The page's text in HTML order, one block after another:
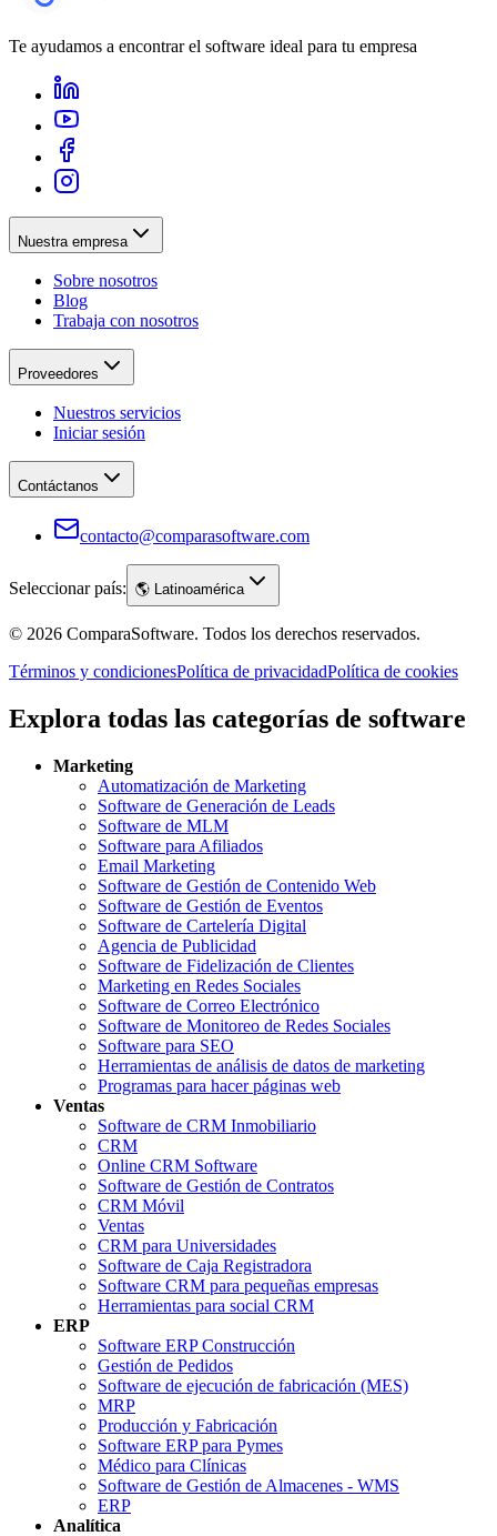
Te ayudamos a encontrar el software ideal para tu empresa
Nuestra empresa
Sobre nosotros
Blog
Trabaja con nosotros
Proveedores
Nuestros servicios
Iniciar sesión
Contáctanos
contacto@comparasoftware.com
Seleccionar país: 🌎 Latinoamérica
© 2026 ComparaSoftware. Todos los derechos reservados.
Términos y condicionesPolítica de privacidadPolítica de cookies
Explora todas las categorías de software
Marketing
Automatización de Marketing
Software de Generación de Leads
Software de MLM
Software para Afiliados
Email Marketing
Software de Gestión de Contenido Web
Software de Gestión de Eventos
Software de Cartelería Digital
Agencia de Publicidad
Software de Fidelización de Clientes
Marketing en Redes Sociales
Software de Correo Electrónico
Software de Monitoreo de Redes Sociales
Software para SEO
Herramientas de análisis de datos de marketing
Programas para hacer páginas web
Ventas
Software de CRM Inmobiliario
CRM
Online CRM Software
Software de Gestión de Contratos
CRM Móvil
Ventas
CRM para Universidades
Software de Caja Registradora
Software CRM para pequeñas empresas
Herramientas para social CRM
ERP
Software ERP Construcción
Gestión de Pedidos
Software de ejecución de fabricación (MES)
MRP
Producción y Fabricación
Software ERP para Pymes
Médico para Clínicas
Software de Gestión de Almacenes - WMS
ERP
Analítica